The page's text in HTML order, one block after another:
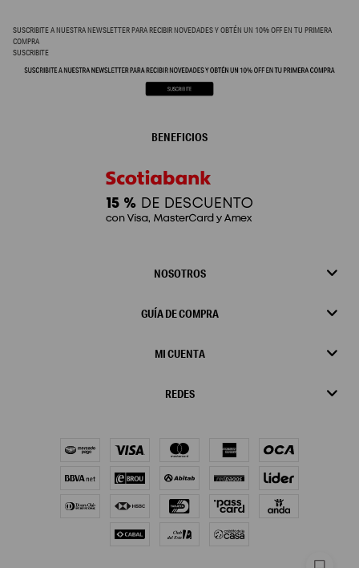
SUSCRIBITE A NUESTRA NEWSLETTER PARA RECIBIR NOVEDADES Y OBTÉN UN 10% OFF EN TU PRIMERA
COMPRA
SUSCRIBITE
NOSOTROS
GUÍA DE COMPRA
MI CUENTA
REDES
BENEFICIOS